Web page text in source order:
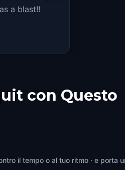
a blast!!
con Questo
il tempo o al tuo ritmo · e